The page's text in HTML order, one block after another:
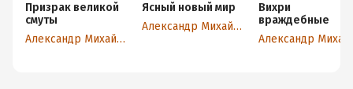
Призрак великой
смуты
Александр Михайловский
Ясный новый мир
Александр Михайловский
Вихри
враждебные